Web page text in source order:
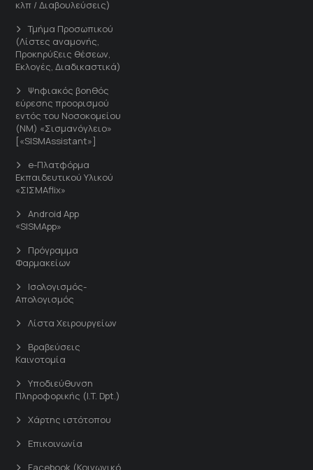
κλπ / Διαβουλεύσεις)
Τμήμα Προσωπικού
(Λίστες αναμονής,
Προκηρύξεις θέσεων,
Εκλογές, Διαδικαστικά)
Ψηφιακός βοηθός
εύρεσης προορισμού
εντός του Νοσοκομείου
(ΝΜ) «Σισμανόγλειο»
[«SISMAssistant»]
e-Πλατφόρμα
Εκπαιδευτικού Υλικού
«ΣΙΣΜΑflix»
Android App
«SISMApp»
Πρόγραμμα
Φαρμακείων
Ισολογισμός-
Απολογισμός
Λίστα Χειρουργείων
Βραβεύσεις
Καινοτομία
Υποδιεύθυνση
Πληροφορικής (I.T. Dpt.)
Χάρτης ιστότοπου
Επικοινωνία
Facebook (Κοινωνικό